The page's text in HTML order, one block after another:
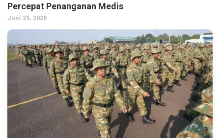
Percepat Penanganan Medis
Juni 29, 2026